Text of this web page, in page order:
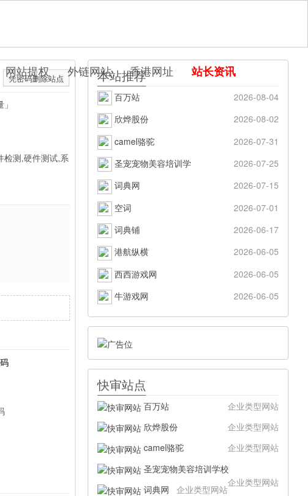
网站提权 外链网站 香港网址 站长资讯
凭密码删除站点
检测,硬件测试,系
本站推荐
百万站
2026-08-04
欣烨股份
2026-08-02
camel骆驼
2026-07-31
圣宠宠物美容培训学
2026-07-25
词典网
2026-07-15
空词
2026-07-01
词典铺
2026-06-17
港航纵横
2026-06-05
西西游戏网
2026-06-05
牛游戏网
2026-06-05
快审站点
百万站
企业类型网站
欣烨股份
企业类型网站
camel骆驼
企业类型网站
圣宠宠物美容培训学校
企业类型网站
词典网
企业类型网站